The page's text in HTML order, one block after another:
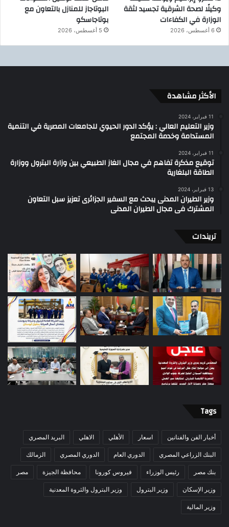
وكيلًا لصحة الشرقية تجسيد لثقة
الوزارة في الكفاءات
6 أغسطس، 2026
البوتاجاز للمنازل بالتعاون مع
بوتاجاسكو
5 أغسطس، 2026
الأكثر مشاهدة
11 فبراير، 2024
وزير التعليم العالي : يؤكد الدور الحيوي للجامعات المصرية في التنمية
المستدامة وخدمة المجتمع
11 فبراير، 2024
توقيع مذكرة تفاهم في مجال الغاز الطبيعي بين وزارة البترول ووزارة
الطاقة البلغارية
13 فبراير، 2024
وزير الطيران المدنى يبحث مع السفير الجزائرى تعزيز سبل التعاون
المشترك فى مجال الطيران المدنى
تريندات
Tags
أخبار الفن والفنانين اسعار الأهلي الاهلي البريد المصري
البنك الزراعي المصري الدوري العام الدوري المصري الزمالك
بنك مصر رئيس الوزراء فيروس كورونا محافظة الجيزة مصر
وزير الإسكان وزير البترول وزير البترول والثروة المعدنية
وزير المالية